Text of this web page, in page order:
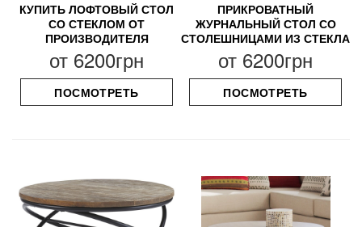
КУПИТЬ ЛОФТОВЫЙ СТОЛ
СО СТЕКЛОМ ОТ
ПРОИЗВОДИТЕЛЯ
от 6200грн
ПОСМОТРЕТЬ
ПРИКРОВАТНЫЙ
ЖУРНАЛЬНЫЙ СТОЛ СО
СТОЛЕШНИЦАМИ ИЗ СТЕКЛА
от 6200грн
ПОСМОТРЕТЬ